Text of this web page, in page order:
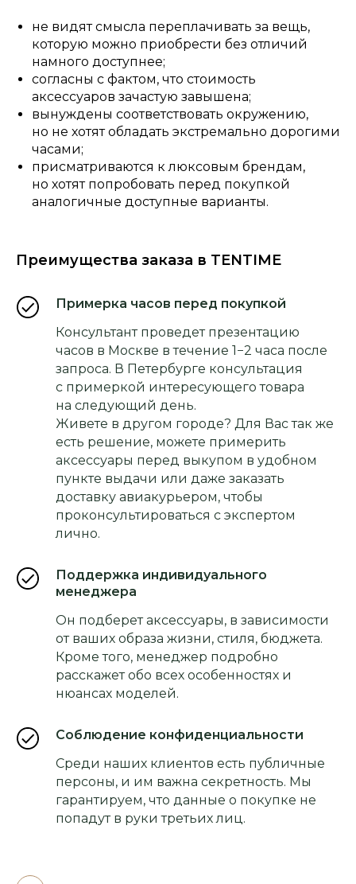
не видят смысла переплачивать за вещь,
которую можно приобрести без отличий
намного доступнее;
согласны с фактом, что стоимость
аксессуаров зачастую завышена;
вынуждены соответствовать окружению,
но не хотят обладать экстремально дорогими
часами;
присматриваются к люксовым брендам,
но хотят попробовать перед покупкой
аналогичные доступные варианты.
Преимущества заказа в TENTIME
Примерка часов перед покупкой
Консультант проведет презентацию
часов в Москве в течение 1−2 часа после
запроса. В Петербурге консультация
с примеркой интересующего товара
на следующий день.
Живете в другом городе? Для Вас так же
есть решение, можете примерить
аксессуары перед выкупом в удобном
пункте выдачи или даже заказать
доставку авиакурьером, чтобы
проконсультироваться с экспертом
лично.
Поддержка индивидуального
менеджера
Он подберет аксессуары, в зависимости
от ваших образа жизни, стиля, бюджета.
Кроме того, менеджер подробно
расскажет обо всех особенностях и
нюансах моделей.
Соблюдение конфиденциальности
Среди наших клиентов есть публичные
персоны, и им важна секретность. Мы
гарантируем, что данные о покупке не
попадут в руки третьих лиц.